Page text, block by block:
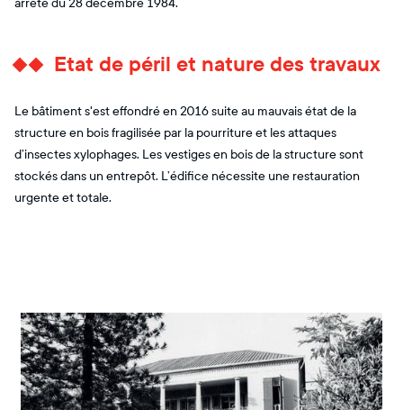
Etat de péril et nature des travaux
Le bâtiment s'est effondré en 2016 suite au mauvais état de la
structure en bois fragilisée par la pourriture et les attaques
d’insectes xylophages. Les vestiges en bois de la structure sont
stockés dans un entrepôt. L’édifice nécessite une restauration
urgente et totale.